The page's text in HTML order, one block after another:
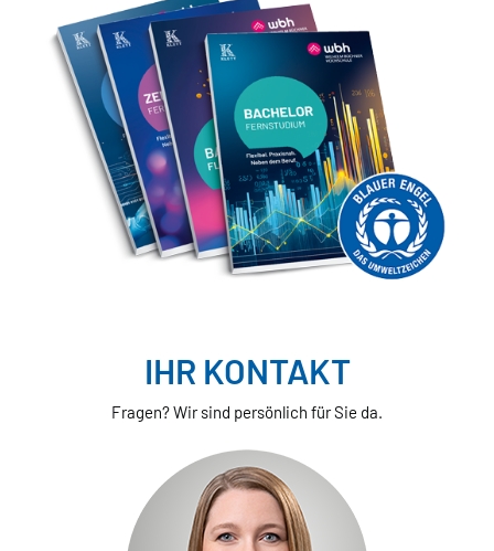
IHR KONTAKT
Fragen? Wir sind persönlich für Sie da.